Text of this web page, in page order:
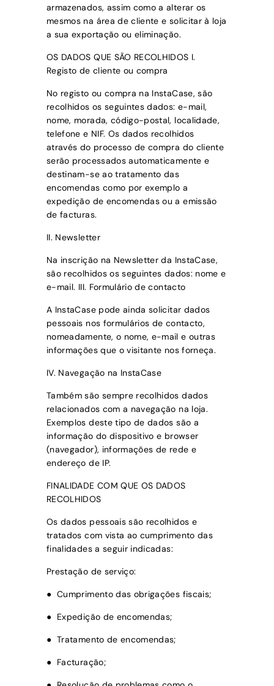
armazenados, assim como a alterar os
mesmos na área de cliente e solicitar à loja
a sua exportação ou eliminação.
OS DADOS QUE SÃO RECOLHIDOS I.
Registo de cliente ou compra
No registo ou compra na InstaCase, são
recolhidos os seguintes dados: e-mail,
nome, morada, código-postal, localidade,
telefone e NIF. Os dados recolhidos
através do processo de compra do cliente
serão processados automaticamente e
destinam-se ao tratamento das
encomendas como por exemplo a
expedição de encomendas ou a emissão
de facturas.
II. Newsletter
Na inscrição na Newsletter da InstaCase,
são recolhidos os seguintes dados: nome e
e-mail. III. Formulário de contacto
A InstaCase pode ainda solicitar dados
pessoais nos formulários de contacto,
nomeadamente, o nome, e-mail e outras
informações que o visitante nos forneça.
IV. Navegação na InstaCase
Também são sempre recolhidos dados
relacionados com a navegação na loja.
Exemplos deste tipo de dados são a
informação do dispositivo e browser
(navegador), informações de rede e
endereço de IP.
FINALIDADE COM QUE OS DADOS
RECOLHIDOS
Os dados pessoais são recolhidos e
tratados com vista ao cumprimento das
finalidades a seguir indicadas:
Prestação de serviço:
● Cumprimento das obrigações fiscais;
● Expedição de encomendas;
● Tratamento de encomendas;
● Facturação;